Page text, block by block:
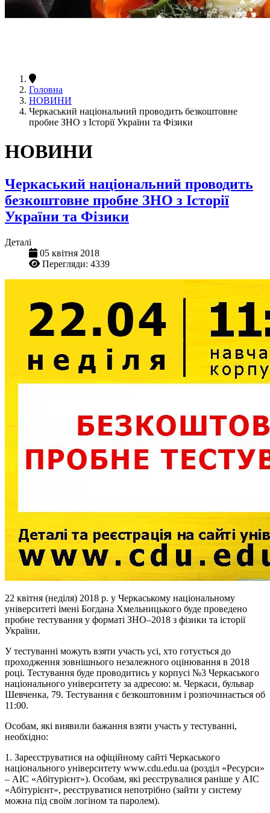
Головна
НОВИНИ
Черкаський національний проводить безкоштовне
пробне ЗНО з Історії України та Фізики
НОВИНИ
Черкаський національний проводить
безкоштовне пробне ЗНО з Історії
України та Фізики
Деталі
05 квітня 2018
Перегляди: 4339
22 квітня (неділя) 2018 р. у Черкаському національному
університеті імені Богдана Хмельницького буде проведено
пробне тестування у форматі ЗНО–2018 з фізики та історії
України.
У тестуванні можуть взяти участь усі, хто готується до
проходження зовнішнього незалежного оцінювання в 2018
році. Тестування буде проводитись у корпусі №3 Черкаського
національного університету за адресою: м. Черкаси, бульвар
Шевченка, 79. Тестування є безкоштовним і розпочинається об
11:00.
Особам, які виявили бажання взяти участь у тестуванні,
необхідно:
1. Зареєструватися на офіційному сайті Черкаського
національного університету www.cdu.edu.ua (розділ «Ресурси»
– АІС «Абітурієнт»). Особам, які реєструвалися раніше у АІС
«Абітурієнт», реєструватися непотрібно (зайти у систему
можна під своїм логіном та паролем).